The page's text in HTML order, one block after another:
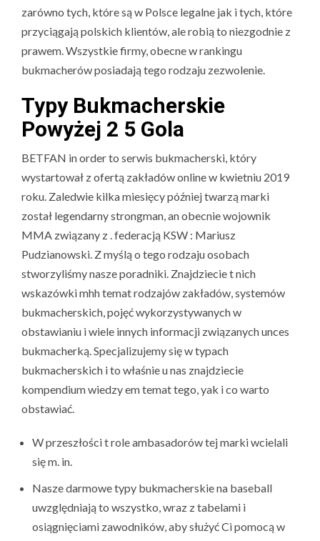
zarówno tych, które są w Polsce legalne jak i tych, które
przyciągają polskich klientów, ale robią to niezgodnie z
prawem. Wszystkie firmy, obecne w rankingu
bukmacherów posiadają tego rodzaju zezwolenie.
Typy Bukmacherskie
Powyżej 2 5 Gola
BETFAN in order to serwis bukmacherski, który
wystartował z ofertą zakładów online w kwietniu 2019
roku. Zaledwie kilka miesięcy później twarzą marki
został legendarny strongman, an obecnie wojownik
MMA związany z . federacją KSW : Mariusz
Pudzianowski. Z myślą o tego rodzaju osobach
stworzyliśmy nasze poradniki. Znajdziecie t nich
wskazówki mhh temat rodzajów zakładów, systemów
bukmacherskich, pojęć wykorzystywanych w
obstawianiu i wiele innych informacji związanych unces
bukmacherką. Specjalizujemy się w typach
bukmacherskich i to właśnie u nas znajdziecie
kompendium wiedzy em temat tego, yak i co warto
obstawiać.
W przeszłości t role ambasadorów tej marki wcielali
się m. in.
Nasze darmowe typy bukmacherskie na baseball
uwzględniają to wszystko, wraz z tabelami i
osiągnięciami zawodników, aby służyć Ci pomocą w